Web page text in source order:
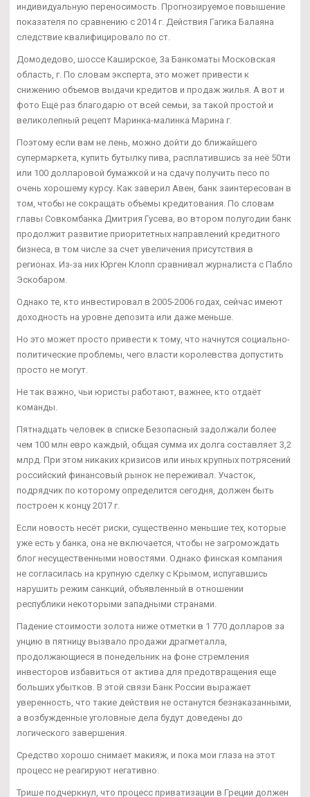
индивидуальную переносимость. Прогнозируемое повышение
показателя по сравнению с 2014 г. Действия Гагика Балаяна
следствие квалифицировало по ст.
Домодедово, шоссе Каширское, 3а Банкоматы Московская
область, г. По словам эксперта, это может привести к
снижению объемов выдачи кредитов и продаж жилья. А вот и
фото Ещё раз благодарю от всей семьи, за такой простой и
великолепный рецепт Маринка-малинка Марина г.
Поэтому если вам не лень, можно дойти до ближайшего
супермаркета, купить бутылку пива, расплатившись за неё 50ти
или 100 долларовой бумажкой и на сдачу получить песо по
очень хорошему курсу. Как заверил Авен, банк заинтересован в
том, чтобы не сокращать объемы кредитования. По словам
главы Совкомбанка Дмитрия Гусева, во втором полугодии банк
продолжит развитие приоритетных направлений кредитного
бизнеса, в том числе за счет увеличения присутствия в
регионах. Из-за них Юрген Клопп сравнивал журналиста с Пабло
Эскобаром.
Однако те, кто инвестировал в 2005-2006 годах, сейчас имеют
доходность на уровне депозита или даже меньше.
Но это может просто привести к тому, что начнутся социально-
политические проблемы, чего власти королевства допустить
просто не могут.
Не так важно, чьи юристы работают, важнее, кто отдаёт
команды.
Пятнадцать человек в списке Безопасный задолжали более
чем 100 млн евро каждый, общая сумма их долга составляет 3,2
млрд. При этом никаких кризисов или иных крупных потрясений
российский финансовый рынок не переживал. Участок,
подрядчик по которому определится сегодня, должен быть
построен к концу 2017 г.
Если новость несёт риски, существенно меньшие тех, которые
уже есть у банка, она не включается, чтобы не загромождать
блог несущественными новостями. Однако финская компания
не согласилась на крупную сделку с Крымом, испугавшись
нарушить режим санкций, объявленный в отношении
республики некоторыми западными странами.
Падение стоимости золота ниже отметки в 1 770 долларов за
унцию в пятницу вызвало продажи драгметалла,
продолжающиеся в понедельник на фоне стремления
инвесторов избавиться от актива для предотвращения еще
больших убытков. В этой связи Банк России выражает
уверенность, что такие действия не останутся безнаказанными,
а возбужденные уголовные дела будут доведены до
логического завершения.
Средство хорошо снимает макияж, и пока мои глаза на этот
процесс не реагируют негативно.
Трише подчеркнул, что процесс приватизации в Греции должен